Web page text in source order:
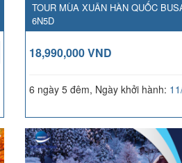
TOUR MÙA XUÂN HÀN QUỐC
6N5D
18,990,000 VND
6 ngày 5 đêm, Ngày khởi hành: